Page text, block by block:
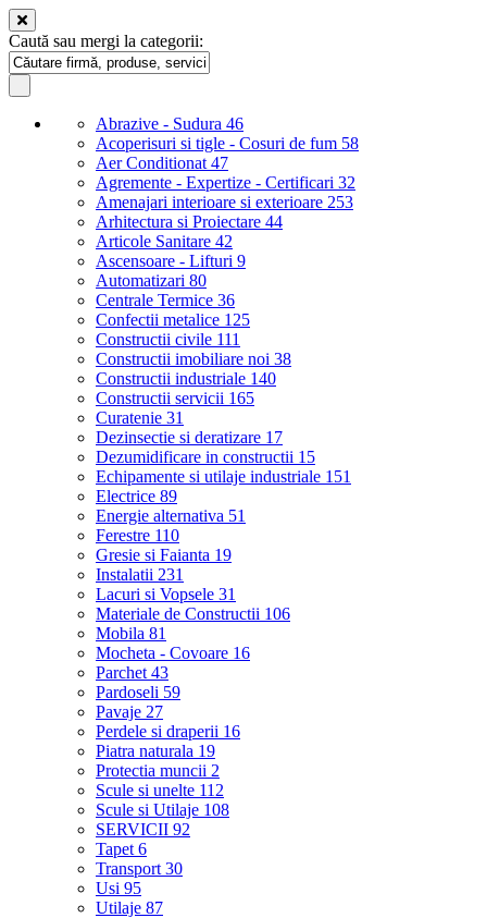
Caută sau mergi la categorii:
Abrazive - Sudura 46
Acoperisuri si tigle - Cosuri de fum 58
Aer Conditionat 47
Agremente - Expertize - Certificari 32
Amenajari interioare si exterioare 253
Arhitectura si Proiectare 44
Articole Sanitare 42
Ascensoare - Lifturi 9
Automatizari 80
Centrale Termice 36
Confectii metalice 125
Constructii civile 111
Constructii imobiliare noi 38
Constructii industriale 140
Constructii servicii 165
Curatenie 31
Dezinsectie si deratizare 17
Dezumidificare in constructii 15
Echipamente si utilaje industriale 151
Electrice 89
Energie alternativa 51
Ferestre 110
Gresie si Faianta 19
Instalatii 231
Lacuri si Vopsele 31
Materiale de Constructii 106
Mobila 81
Mocheta - Covoare 16
Parchet 43
Pardoseli 59
Pavaje 27
Perdele si draperii 16
Piatra naturala 19
Protectia muncii 2
Scule si unelte 112
Scule si Utilaje 108
SERVICII 92
Tapet 6
Transport 30
Usi 95
Utilaje 87